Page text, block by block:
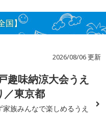
国】
2026/08/06 更新
趣味納涼大会うえ
／東京都
族みんなで楽しめるうえ